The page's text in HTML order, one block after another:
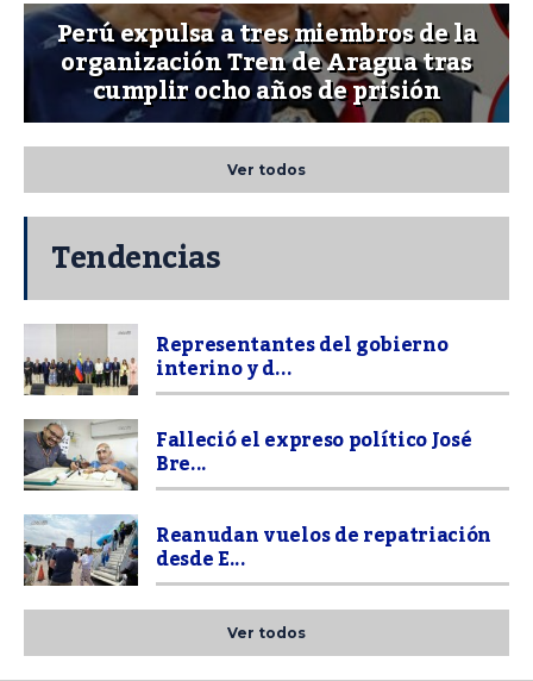
Perú expulsa a tres miembros de la
organización Tren de Aragua tras
cumplir ocho años de prisión
Ver todos
Tendencias
Representantes del gobierno
interino y d...
Falleció el expreso político José
Bre...
Reanudan vuelos de repatriación
desde E...
Ver todos